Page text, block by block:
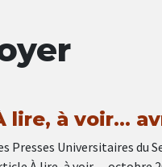
lire, à voir…
Presses Universitaires du